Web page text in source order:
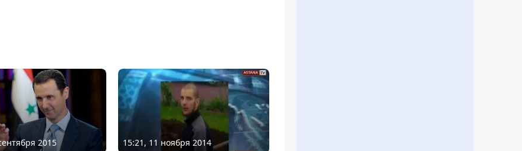
2015 15:21, 11 ноября 2014